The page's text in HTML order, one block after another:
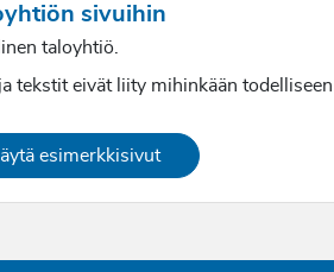
sivuihin
taloyhtiö.
tekstit eivät liity mihinkään todelliseen
esimerkkisivut